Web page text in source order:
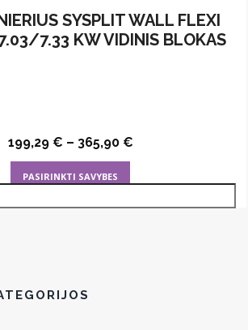
SYSPLIT WALL FLEXI
7.33 KW VIDINIS BLOKAS
199,29 € – 365,90 €
PASIRINKTI SAVYBES
has